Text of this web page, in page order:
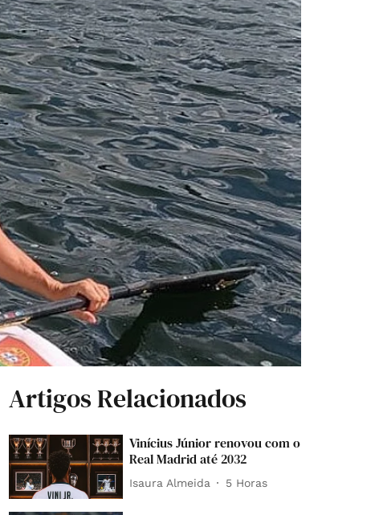
Artigos Relacionados
Vinícius Júnior renovou com o
Real Madrid até 2032
Isaura Almeida 5 Horas